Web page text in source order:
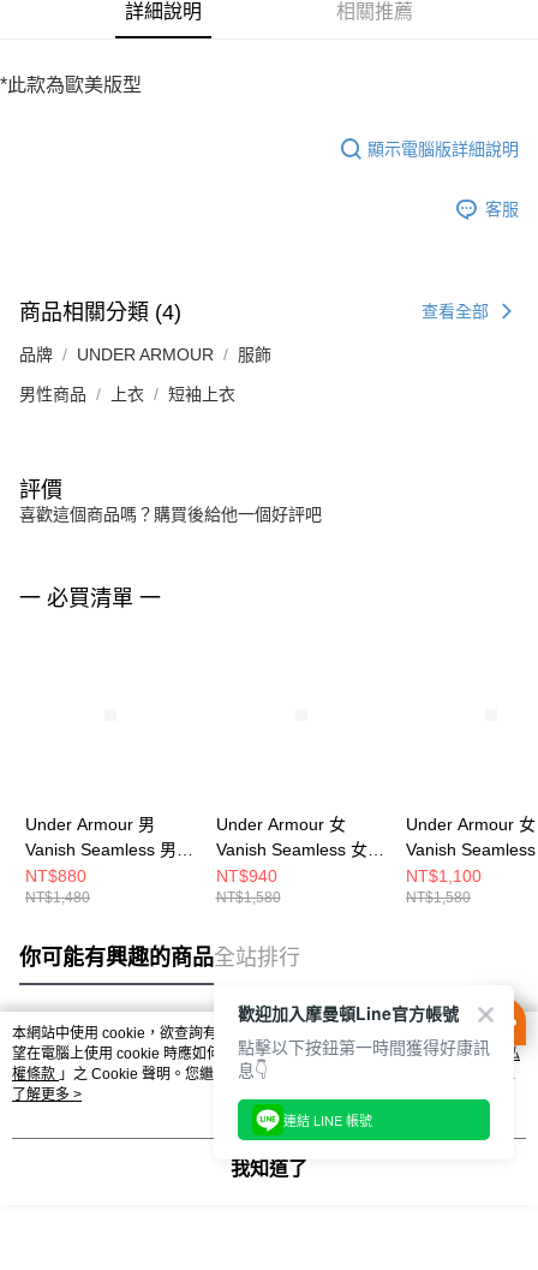
詳細說明 相關推薦
*此款為歐美版型
顯示電腦版詳細說明
客服
商品相關分類 (4) 查看全部
品牌 UNDER ARMOUR 服飾
男性商品 上衣 短袖上衣
評價
喜歡這個商品嗎？購買後給他一個好評吧
一 必買清單 一
Under Armour 男
Vanish Seamless 男
短袖上衣 1382801-
348
NT$880
NT$1,480
Under Armour 女
Vanish Seamless 女
短袖上衣 1384406-
466
NT$940
NT$1,580
Under Armour 女
Vanish
短袖上衣
001
NT$1,100
NT$1,580
你可能有興趣的商品全站排行
熱門標籤
本網站中使用 cookie，欲查詢有關本網站使用 cookie 方式之詳情，及若您不希
望在電腦上使用 cookie 時應如何變更電腦的 cookie 設定，請參閱本網站「
隱私
權條款 」之 Cookie 聲明。您繼續使用本網站即表示您同意本公司得按本網站使
用條款之 Cookie 聲明使用 cookie。
了解更多 >
我知道了
歡迎加入摩曼頓Line官方帳號
點擊以下按鈕第一時間獲得好康訊
息👇
連結 LINE 帳號